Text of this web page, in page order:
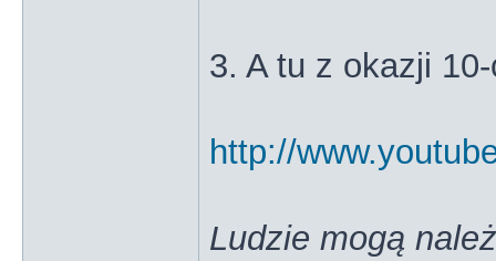
3. A tu z okazji
http://
Ludzie mogą